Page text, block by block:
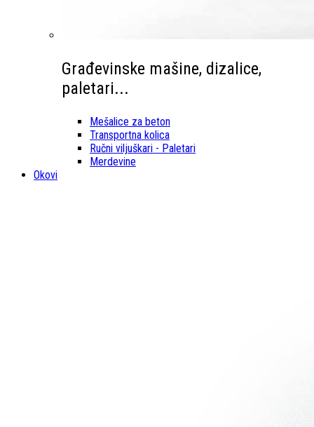
Građevinske mašine, dizalice,
paletari...
Mešalice za beton
Transportna kolica
Ručni viljuškari - Paletari
Merdevine
Okovi